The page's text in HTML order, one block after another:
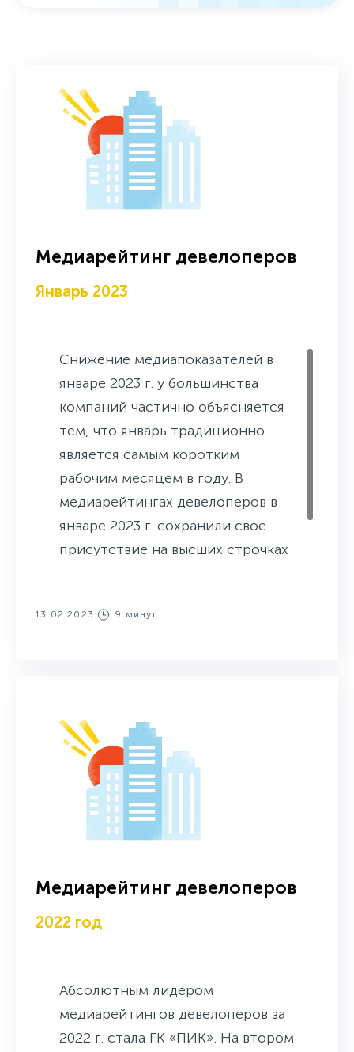
Медиарейтинг девелоперов
Январь 2023
Снижение медиапоказателей в
январе 2023 г. у большинства
компаний частично объясняется
тем, что январь традиционно
является самым коротким
рабочим месяцем в году. В
медиарейтингах девелоперов в
январе 2023 г. сохранили свое
присутствие на высших строчках
13.02.2023 9 минут
Медиарейтинг девелоперов
2022 год
Абсолютным лидером
медиарейтингов девелоперов за
2022 г. стала ГК «ПИК». На втором